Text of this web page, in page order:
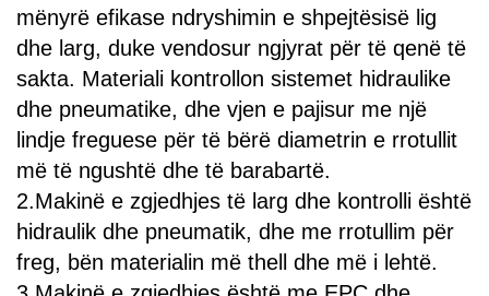
mënyrë efikase ndryshimin e shpejtësisë lig
dhe larg, duke vendosur ngjyrat për të qenë të
sakta. Materiali kontrollon sistemet hidraulike
dhe pneumatike, dhe vjen e pajisur me një
lindje freguese për të bërë diametrin e rrotullit
më të ngushtë dhe të barabartë.
2.Makinë e zgjedhjes të larg dhe kontrolli është
hidraulik dhe pneumatik, dhe me rrotullim për
freg, bën materialin më thell dhe më i lehtë.